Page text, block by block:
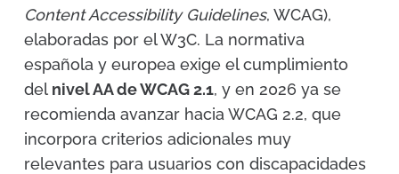
Content Accessibility Guidelines, WCAG),
elaboradas por el W3C. La normativa
española y europea exige el cumplimiento
del nivel AA de WCAG 2.1, y en 2026 ya se
recomienda avanzar hacia WCAG 2.2, que
incorpora criterios adicionales muy
relevantes para usuarios con discapacidades